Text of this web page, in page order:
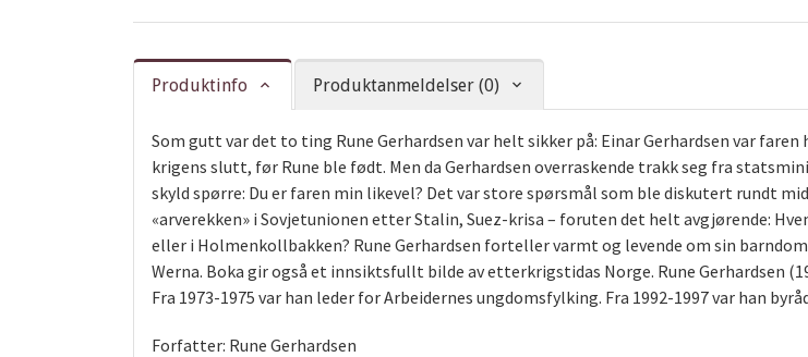
Produktinfo Produktanmeldelser (0)
Som gutt var det to ting Rune Gerhardsen var helt sikker på: Einar Gerhardsen var
krigens slutt, før Rune ble født. Men da Gerhardsen overraskende trakk seg fra
skyld spørre: Du er faren min likevel? Det var store spørsmål som ble diskutert rundt
«arverekken» i Sovjetunionen etter Stalin, Suez-krisa – foruten det helt avgjørende:
eller i Holmenkollbakken? Rune Gerhardsen forteller varmt og levende om sin
Werna. Boka gir også et innsiktsfullt bilde av etterkrigstidas Norge. Rune Gerhardsen
Fra 1973-1975 var han leder for Arbeidernes ungdomsfylking. Fra 1992-1997 var han
Forfatter: Rune Gerhardsen